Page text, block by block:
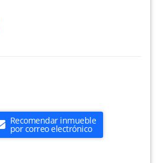
Recomendar inmueble
por correo electrónico